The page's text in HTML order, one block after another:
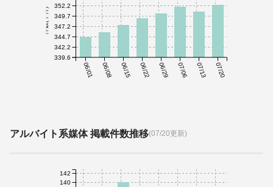
06/01 06/08 06/15 06/22 06/29 07/06 07/13 07/20
件数(千件)
339.6
342.2
344.7
347.2
349.7
352.2
アルバイト系媒体 掲載件数推移(07/20更新)
140
142